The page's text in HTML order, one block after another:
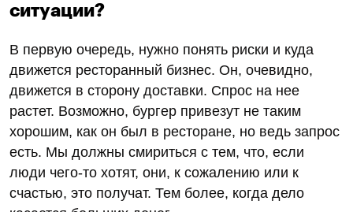
ситуации?
В первую очередь, нужно понять риски и куда
движется ресторанный бизнес. Он, очевидно,
движется в сторону доставки. Спрос на нее
растет. Возможно, бургер привезут не таким
хорошим, как он был в ресторане, но ведь запрос
есть. Мы должны смириться с тем, что, если
люди чего-то хотят, они, к сожалению или к
счастью, это получат. Тем более, когда дело